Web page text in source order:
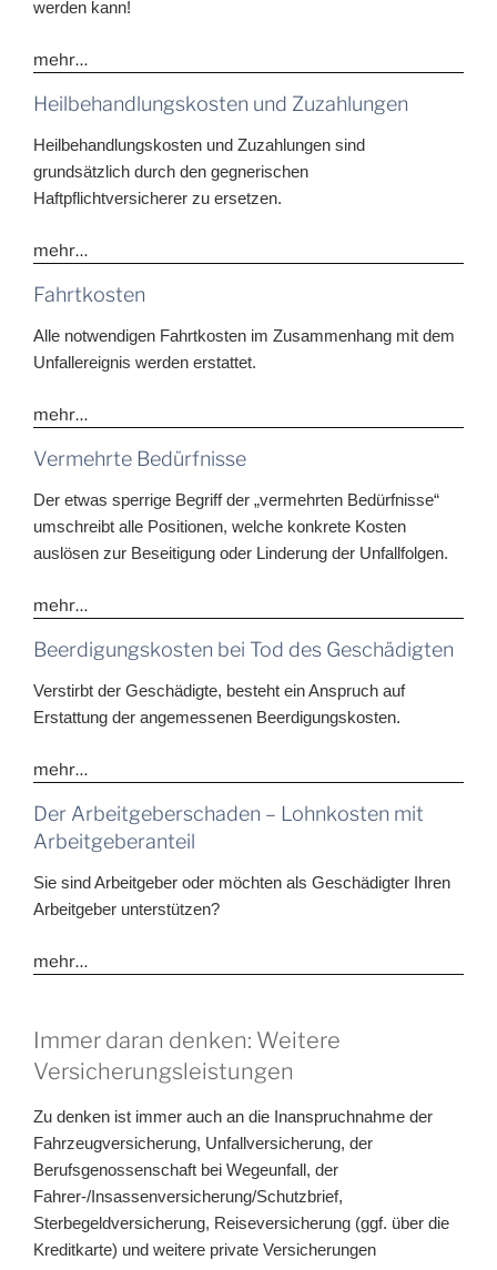
werden kann!
mehr…
Heilbehandlungskosten und Zuzahlungen
Heilbehandlungskosten und Zuzahlungen sind
grundsätzlich durch den gegnerischen
Haftpflichtversicherer zu ersetzen.
mehr…
Fahrtkosten
Alle notwendigen Fahrtkosten im Zusammenhang mit dem
Unfallereignis werden erstattet.
mehr…
Vermehrte Bedürfnisse
Der etwas sperrige Begriff der „vermehrten Bedürfnisse“
umschreibt alle Positionen, welche konkrete Kosten
auslösen zur Beseitigung oder Linderung der Unfallfolgen.
mehr…
Beerdigungskosten bei Tod des Geschädigten
Verstirbt der Geschädigte, besteht ein Anspruch auf
Erstattung der angemessenen Beerdigungskosten.
mehr…
Der Arbeitgeberschaden – Lohnkosten mit
Arbeitgeberanteil
Sie sind Arbeitgeber oder möchten als Geschädigter Ihren
Arbeitgeber unterstützen?
mehr…
Immer daran denken: Weitere
Versicherungsleistungen
Zu denken ist immer auch an die Inanspruchnahme der
Fahrzeugversicherung, Unfallversicherung, der
Berufsgenossenschaft bei Wegeunfall, der
Fahrer-/Insassenversicherung/Schutzbrief,
Sterbegeldversicherung, Reiseversicherung (ggf. über die
Kreditkarte) und weitere private Versicherungen